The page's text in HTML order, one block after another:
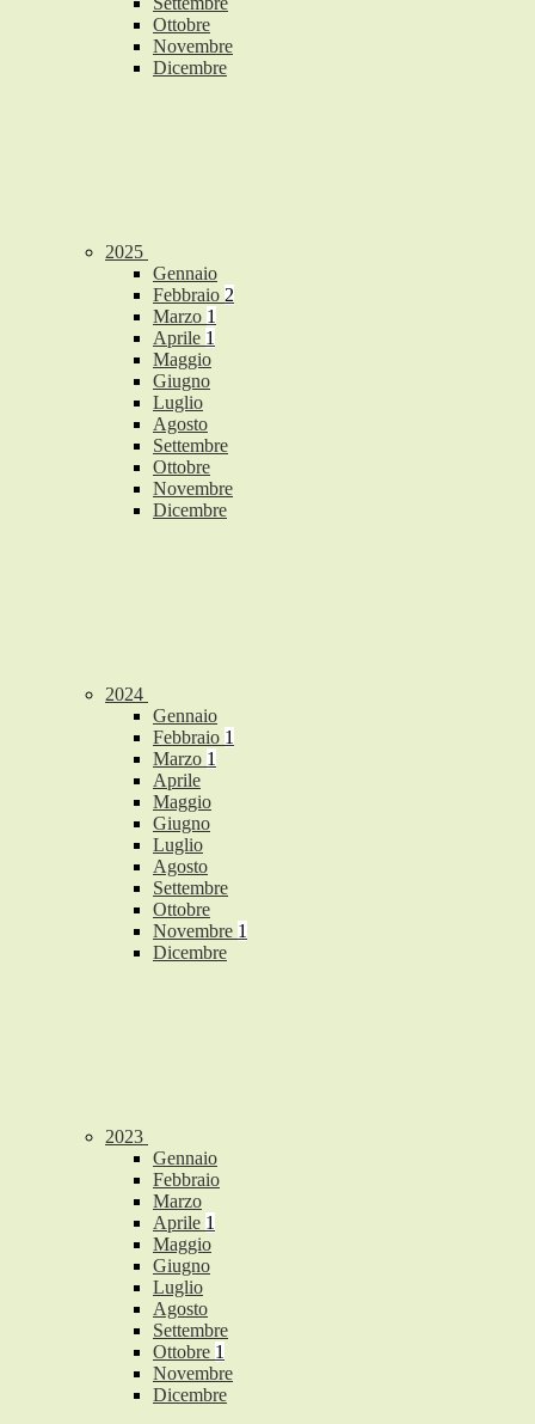
Ottobre
Novembre
Dicembre
2025
Gennaio
Febbraio 2
Marzo 1
Aprile 1
Maggio
Giugno
Luglio
Agosto
Settembre
Ottobre
Novembre
Dicembre
2024
Gennaio
Febbraio 1
Marzo 1
Aprile
Maggio
Giugno
Luglio
Agosto
Settembre
Ottobre
Novembre 1
Dicembre
2023
Gennaio
Febbraio
Marzo
Aprile 1
Maggio
Giugno
Luglio
Agosto
Settembre
Ottobre 1
Novembre
Dicembre